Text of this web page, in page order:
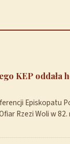
KEP oddała
Episkopatu
Rzezi Woli w